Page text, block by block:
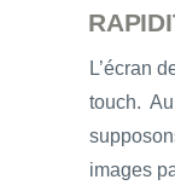
L’écran
touch.
images